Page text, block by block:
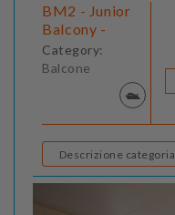
BM2 - Junior
Balcony -
Category:
Balcone
Descrizione categoria